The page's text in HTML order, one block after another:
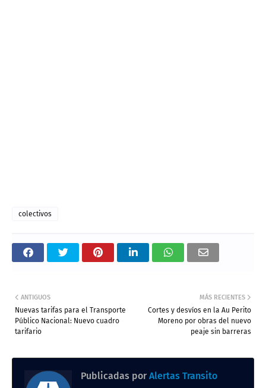
colectivos
MÁS RECIENTES
Cortes y desvíos en la Au Perito
Moreno por obras del nuevo
peaje sin barreras
ANTIGUOS
Nuevas tarifas para el Transporte
Público Nacional: Nuevo cuadro
tarifario
Publicadas por Alertas Transito